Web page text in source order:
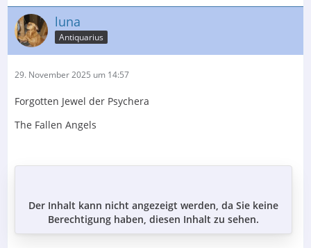
luna
Antiquarius
29. November 2025 um 14:57
Forgotten Jewel der Psychera
The Fallen Angels
Der Inhalt kann nicht angezeigt werden, da Sie keine
Berechtigung haben, diesen Inhalt zu sehen.